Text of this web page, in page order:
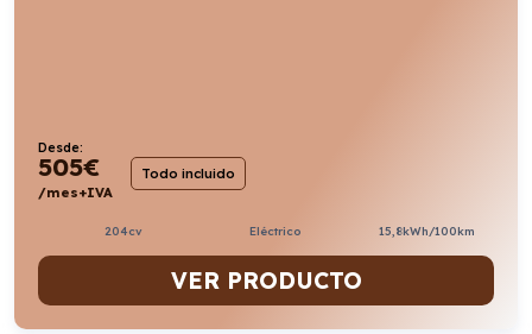
Desde:
505€
/mes+IVA
Todo incluido
204cv Eléctrico 15,8kWh/100km
VER PRODUCTO